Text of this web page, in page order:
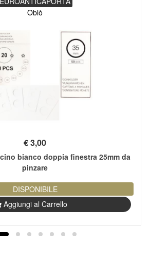
Oblò
€3,00
bianco doppia finestra 25mm da
pinzare
DISPONIBILE
Aggiungi al Carrello